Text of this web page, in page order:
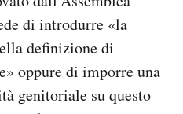
di introdurre «la
definizione di
oppure di imporre una
genitoriale su questo